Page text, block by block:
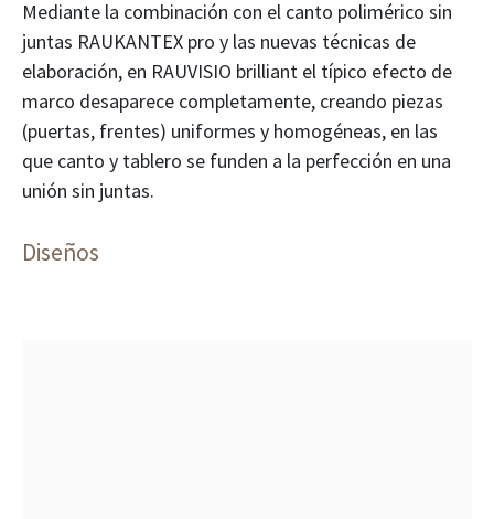
Mediante la combinación con el canto polimérico sin
juntas RAUKANTEX pro y las nuevas técnicas de
elaboración, en RAUVISIO brilliant el típico efecto de
marco desaparece completamente, creando piezas
(puertas, frentes) uniformes y homogéneas, en las
que canto y tablero se funden a la perfección en una
unión sin juntas.
Diseños